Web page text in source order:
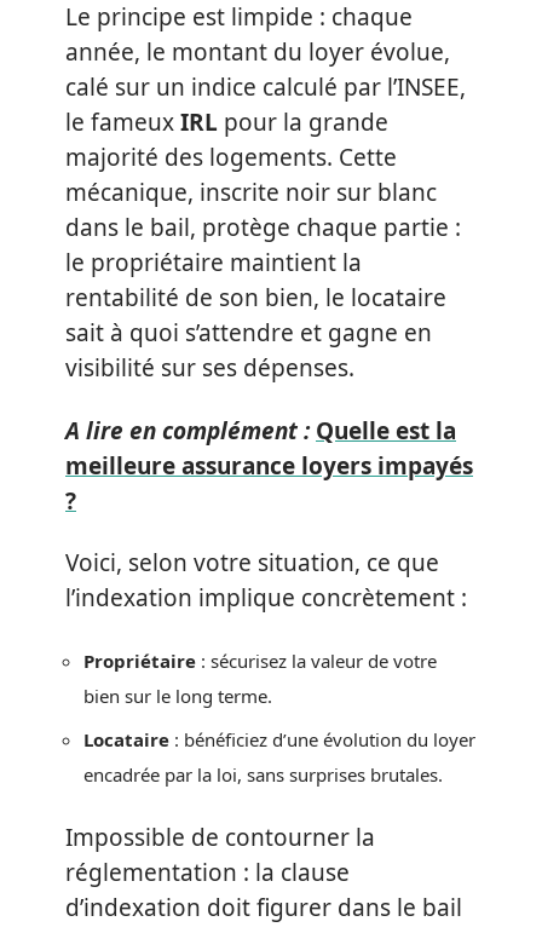
Le principe est limpide : chaque
année, le montant du loyer évolue,
calé sur un indice calculé par l’INSEE,
le fameuxIRL pour la grande
majorité des logements. Cette
mécanique, inscrite noir sur blanc
dans le bail, protège chaque partie :
le propriétaire maintient la
rentabilité de son bien, le locataire
sait à quoi s’attendre et gagne en
visibilité sur ses dépenses.
A lire en complément : Quelle est la
meilleure assurance loyers impayés
?
Voici, selon votre situation, ce que
l’indexation implique concrètement :
Propriétaire : sécurisez la valeur de votre
bien sur le long terme.
Locataire : bénéficiez d’une évolution du loyer
encadrée par la loi, sans surprises brutales.
Impossible de contourner la
réglementation : la clause
d’indexation doit figurer dans le bail